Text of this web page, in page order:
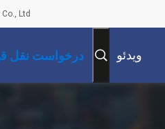
Ltd.
ویدئو درخواست نقل